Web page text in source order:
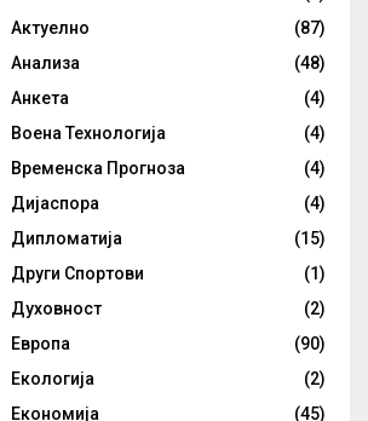
Актуелно
(87)
Анализа
(48)
Анкета
(4)
Воена Технологија
(4)
Временска Прогноза
(4)
Дијаспора
(4)
Дипломатија
(15)
Други Спортови
(1)
Духовност
(2)
Европа
(90)
Екологија
(2)
Економија
(45)